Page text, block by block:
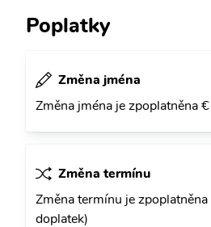
Poplatky
Změna jména
Změna jména je zpoplatněna €
Změna termínu
Změna termínu je
doplatek)